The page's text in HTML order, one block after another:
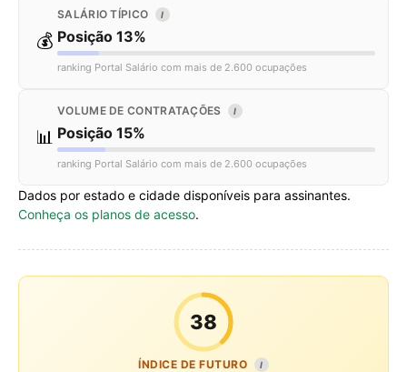
💰
SALÁRIO TÍPICO I
Posição 13%
ranking Portal Salário com mais de 2.600 ocupações
📊
VOLUME DE CONTRATAÇÕES I
Posição 15%
ranking Portal Salário com mais de 2.600 ocupações
Dados por estado e cidade disponíveis para assinantes.
Conheça os planos de acesso.
38
ÍNDICE DE FUTURO I